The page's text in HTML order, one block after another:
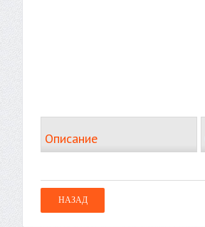
Описание